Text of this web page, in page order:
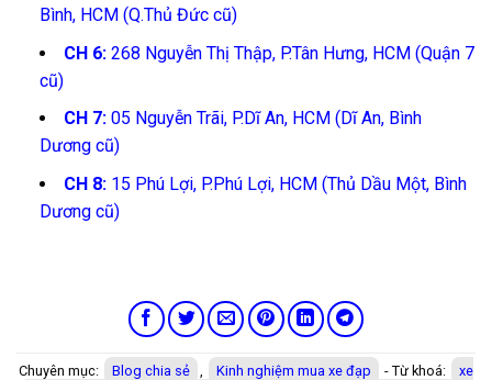
Bình, HCM (Q.Thủ Đức cũ)
CH 6:268 Nguyễn Thị Thập, P.Tân Hưng, HCM (Quận 7
cũ)
CH 7:05 Nguyễn Trãi, P.Dĩ An, HCM (Dĩ An, Bình
Dương cũ)
CH 8: 15 Phú Lợi, P.Phú Lợi, HCM (Thủ Dầu Một, Bình
Dương cũ)
Chuyên mục: Blog chia sẻ Kinh nghiệm mua xe đạp - Từ khoá:
xe